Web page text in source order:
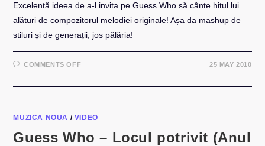
Excelentă ideea de a-l invita pe Guess Who să cânte hitul lui
alături de compozitorul melodiei originale! Așa da mashup de
stiluri și de generații, jos pălăria!
COMMENTS OFFON
&
LOCUL
(ANUL
2000)
25 MAY 2010
MUZICA NOUA / VIDEO
Guess Who – Locul potrivit (Anul